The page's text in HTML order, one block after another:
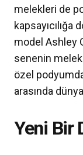
melekleri de
model Ashley
senenin
özel
arasında
Yeni Bir